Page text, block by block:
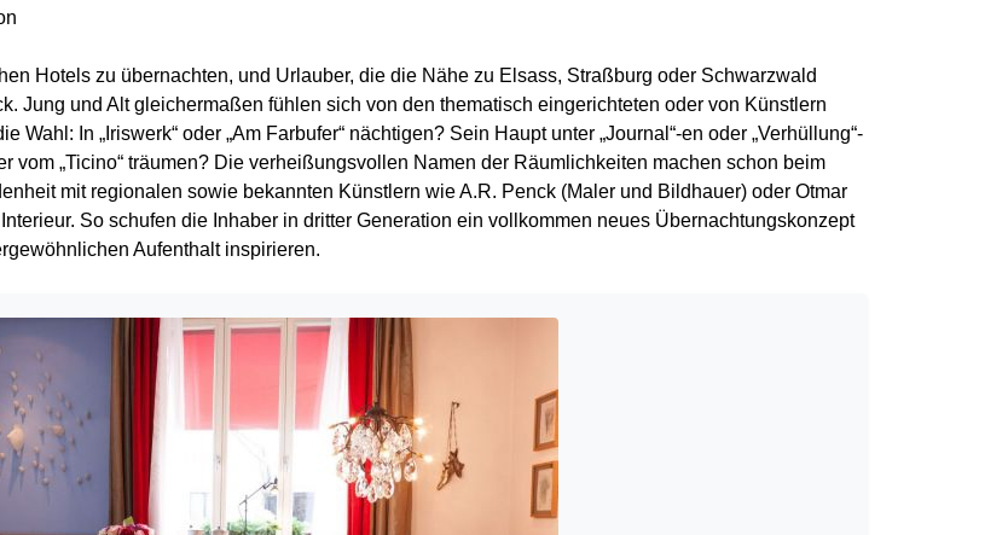
Hotels zu übernachten, und Urlauber, die die Nähe zu Elsass, Straßburg oder Schwarzwald
Jung und Alt gleichermaßen fühlen sich von den thematisch eingerichteten oder von Künstlern
In „Iriswerk“ oder „Am Farbufer“ nächtigen? Sein Haupt unter „Journal“-en oder „Verhüllung“-
vom „Ticino“ träumen? Die verheißungsvollen Namen der Räumlichkeiten machen schon beim
mit regionalen sowie bekannten Künstlern wie A.R. Penck (Maler und Bildhauer) oder Otmar
So schufen die Inhaber in dritter Generation ein vollkommen neues Übernachtungskonzept
Aufenthalt inspirieren.